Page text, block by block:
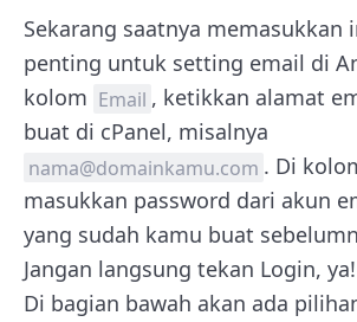
Sekarang saatnya memasukkan
penting untuk setting email di
kolom Email , ketikkan alamat
buat di cPanel, misalnya
nama@domainkamu.com . Di
masukkan password dari akun
yang sudah kamu buat
Jangan langsung tekan Login, ya!
Di bagian bawah akan ada